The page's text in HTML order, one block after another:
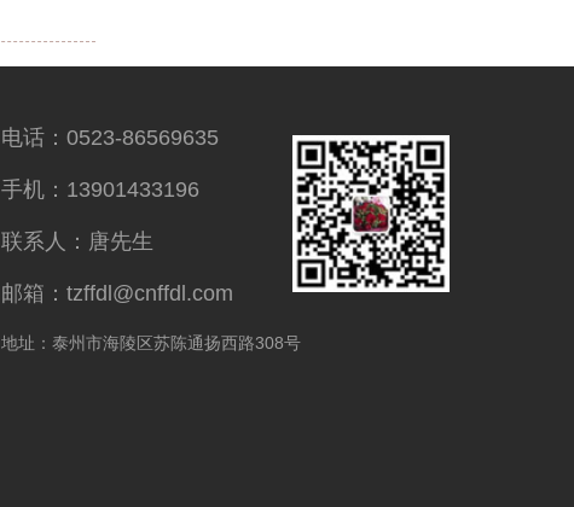
电话：0523-86569635
手机：13901433196
联系人：唐先生
邮箱：tzffdl@cnffdl.com
地址：泰州市海陵区苏陈通扬西路308号